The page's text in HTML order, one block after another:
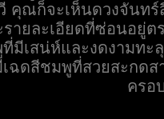
คุณก็จะเห็นดวงจันท
ายละเอียดที่ซ่อนอยู่ต
มีเสน่ห์และงดงามทะ
ฉดสีชมพูที่สวยสะกดส
ครอ